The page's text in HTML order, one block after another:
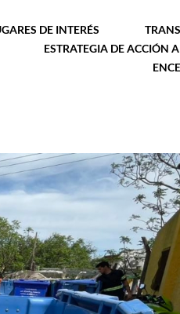
DE INTERÉS
ESTRATEGIA DE ACCIÓN